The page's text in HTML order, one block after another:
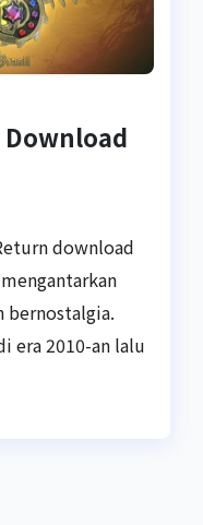
download
bernostalgia.
era 2010-an lalu